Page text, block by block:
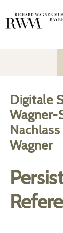
Digitale
Wagner-
Wagner